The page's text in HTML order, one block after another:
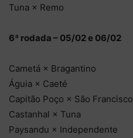
Tuna × Remo
6ª rodada – 05/02 e 06/02
Cametá × Bragantino
Águia × Caeté
Capitão Poço × São Francisco
Castanhal × Tuna
Paysandu × Independente